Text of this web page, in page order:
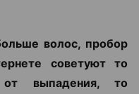
волос, пробор
советуют то
выпадения, то